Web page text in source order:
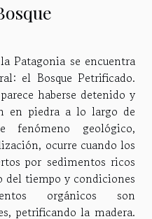
Patagonia se encuentra
el Bosque Petrificado.
haberse detenido y
en piedra a lo largo de
fenómeno geológico,
ocurre cuando los
por sedimentos ricos
del tiempo y condiciones
orgánicos son
petrificando la madera.